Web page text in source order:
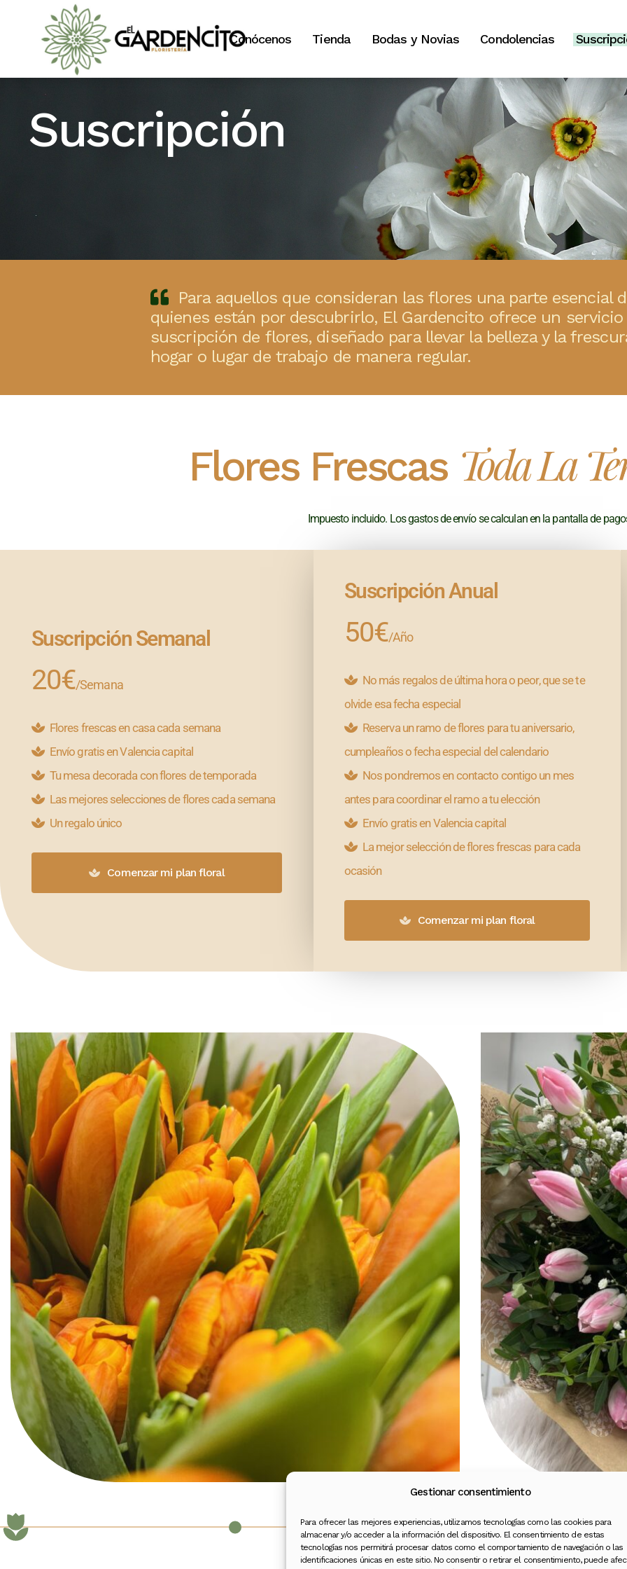
Gestionar consentimiento
Para ofrecer las mejores experiencias, utilizamos tecnologías como las cookies para
almacenar y/o acceder a la información del dispositivo. El consentimiento de estas
tecnologías nos permitirá procesar datos como el comportamiento de navegación o las
identificaciones únicas en este sitio. No consentir o retirar el consentimiento, puede
Conócenos Tienda Bodas y Novias Condolencias
Suscripción
Para aquellos que consideran las flores una parte esencial
quienes están por descubrirlo, El Gardencito ofrece un
suscripción de flores, diseñado para llevar la belleza y la
hogar o lugar de trabajo de manera regular.
Flores Frescas Toda La
Impuesto incluido. Los gastos de envío se calculan en la pantalla de
Suscripción Semanal
20€/Semana
Flores frescas en casa cada semana
Envío gratis en Valencia capital
Tu mesa decorada con flores de temporada
Las mejores selecciones de flores cada semana
Un regalo único
Comenzar mi plan floral
Suscripción Anual
50€/Año
No más regalos de última hora o peor, que se te
olvide esa fecha especial
Reserva un ramo de flores para tu aniversario,
cumpleaños o fecha especial del calendario
Nos pondremos en contacto contigo un mes
antes para coordinar el ramo a tu elección
Envío gratis en Valencia capital
La mejor selección de flores frescas para cada
ocasión
Comenzar mi plan floral